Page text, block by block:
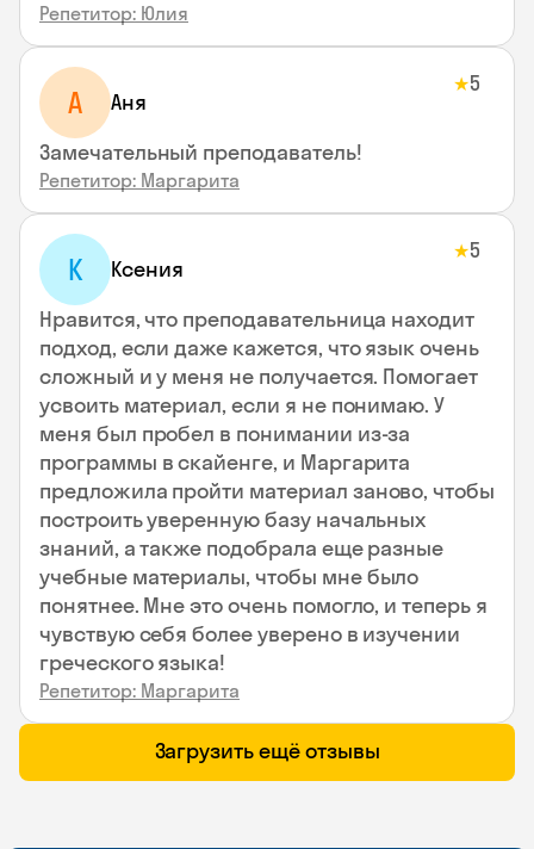
Репетитор: Юлия
А Аня
★5
Замечательный преподаватель!
Репетитор: Маргарита
К Ксения
★5
Нравится, что преподавательница находит
подход, если даже кажется, что язык очень
сложный и у меня не получается. Помогает
усвоить материал, если я не понимаю. У
меня был пробел в понимании из-за
программы в скайенге, и Маргарита
предложила пройти материал заново, чтобы
построить уверенную базу начальных
знаний, а также подобрала еще разные
учебные материалы, чтобы мне было
понятнее. Мне это очень помогло, и теперь я
чувствую себя более уверено в изучении
греческого языка!
Репетитор: Маргарита
Загрузить ещё отзывы